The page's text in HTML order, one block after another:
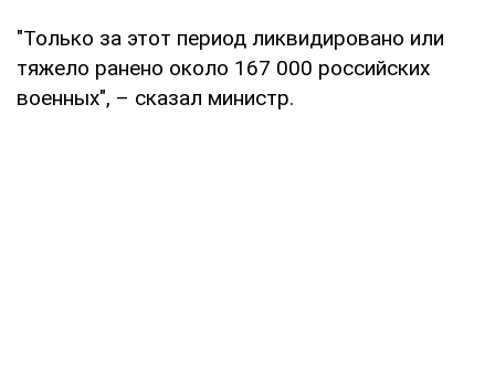
"Только за этот период ликвидировано или
тяжело ранено около 167 000 российских
военных", – сказал министр.